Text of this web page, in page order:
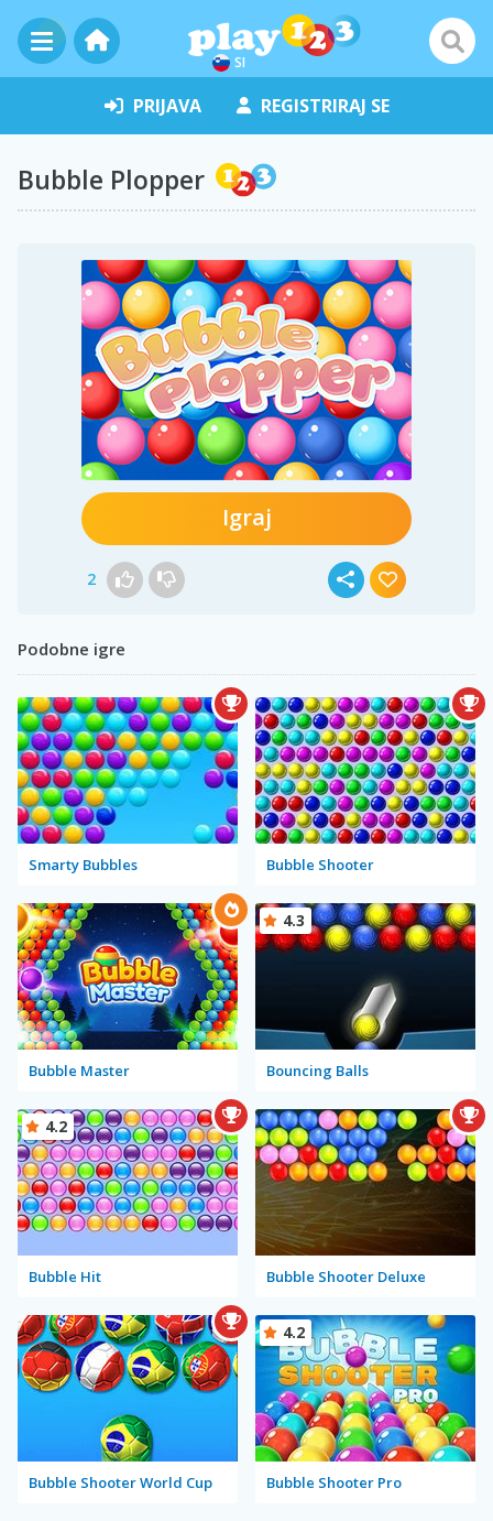
SI
PRIJAVA REGISTRIRAJ SE
Bubble Plopper
Igraj
2
Podobne igre
Smarty Bubbles Bubble Shooter
Bubble Master Bouncing Balls
4.3
Bubble Hit
4.2
Bubble Shooter Deluxe
Bubble Shooter World Cup Bubble Shooter Pro
4.2